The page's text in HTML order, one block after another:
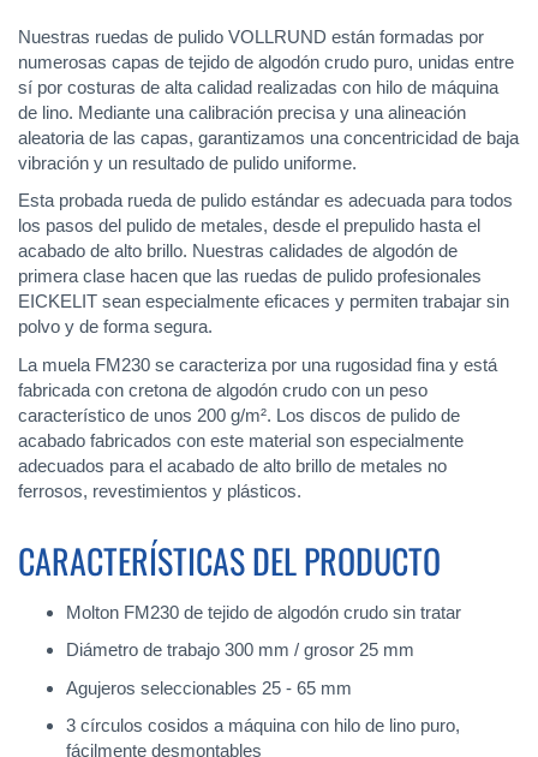
Nuestras ruedas de pulido VOLLRUND están formadas por
numerosas capas de tejido de algodón crudo puro, unidas entre
sí por costuras de alta calidad realizadas con hilo de máquina
de lino. Mediante una calibración precisa y una alineación
aleatoria de las capas, garantizamos una concentricidad de baja
vibración y un resultado de pulido uniforme.
Esta probada rueda de pulido estándar es adecuada para todos
los pasos del pulido de metales, desde el prepulido hasta el
acabado de alto brillo. Nuestras calidades de algodón de
primera clase hacen que las ruedas de pulido profesionales
EICKELIT sean especialmente eficaces y permiten trabajar sin
polvo y de forma segura.
La muela FM230 se caracteriza por una rugosidad fina y está
fabricada con cretona de algodón crudo con un peso
característico de unos 200 g/m². Los discos de pulido de
acabado fabricados con este material son especialmente
adecuados para el acabado de alto brillo de metales no
ferrosos, revestimientos y plásticos.
CARACTERÍSTICAS DEL PRODUCTO
Molton FM230 de tejido de algodón crudo sin tratar
Diámetro de trabajo 300 mm / grosor 25 mm
Agujeros seleccionables 25 - 65 mm
3 círculos cosidos a máquina con hilo de lino puro,
fácilmente desmontables